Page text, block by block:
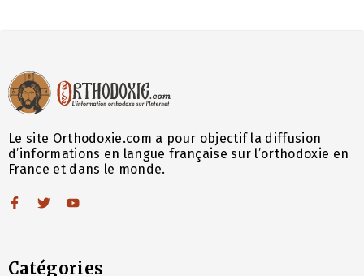
Le site Orthodoxie.com a pour objectif la diffusion
d’informations en langue française sur l’orthodoxie en
France et dans le monde.
Catégories